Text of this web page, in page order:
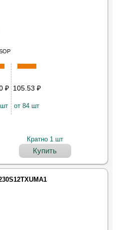
₽ 105.53 ₽
от 84 шт
Кратно 1 шт
Купить